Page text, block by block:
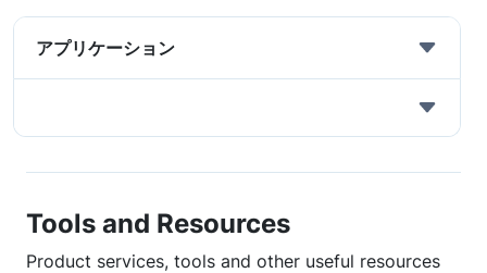
アプリケーション
Tools and Resources
Product services, tools and other useful resources